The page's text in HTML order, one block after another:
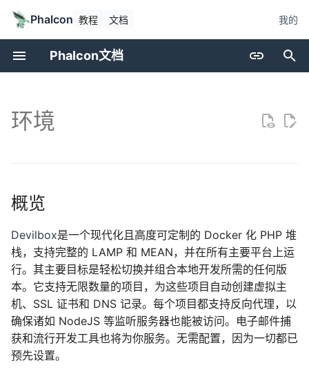
Phalcon 教程 文档 我的
Phalcon文档
始
搜
更新日志
指南
赞助
配置
进入 PHP 容器
创建新的虚拟主机目录
安装 Phalcon
创建符号链接到 Webroot
DNS 记录
打开你的浏览器
调试
单元测试
Invo
Vokuro
使用案例
性能
微型
DI容器
MVC
命名空间
PHQL
模型
行为
缓存
事件
元数据
关系
Flash消息
图像
HTML 标记工厂
标记（旧版）
视图
Volt
注解
分派器
事件管理器
过滤器
路由
会话
URL
配置
加载器
日志记录
HTTP
i18n
队列
安全
版本
环境
概览
Devilbox是一个现代化且高度可定制的 Docker 化 PHP 堆
栈，支持完整的 LAMP 和 MEAN，并在所有主要平台上运
行。其主要目标是轻松切换并组合本地开发所需的任何版
本。它支持无限数量的项目，为这些项目自动创建虚拟主
机、SSL 证书和 DNS 记录。每个项目都支持反向代理，以
确保诸如 NodeJS 等监听服务器也能被访问。电子邮件捕
获和流行开发工具也将为你服务。无需配置，因为一切都已
预先设置。